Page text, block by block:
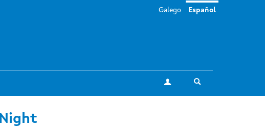
Mi cuenta
Galego Español